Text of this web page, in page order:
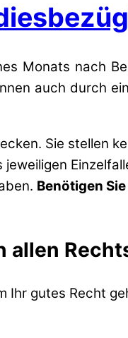
Monats nach
auch durch
Sie stellen
Benötigen
allen
Ihr gutes Recht